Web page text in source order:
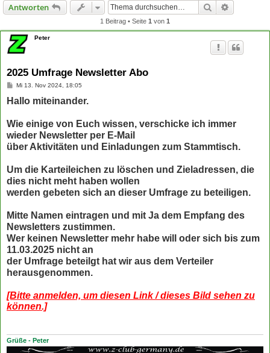
Antworten Suche
1 Beitrag • Seite 1 von 1
Peter
2025 Umfrage Newsletter Abo
B
i
t
a
g
Mi 13. Nov 2024, 18:05
Hallo miteinander.
Wie einige von Euch wissen, verschicke ich immer
wieder Newsletter per E-Mail
über Aktivitäten und Einladungen zum Stammtisch.
Um die Karteileichen zu löschen und Zieladressen, die
dies nicht meht haben wollen
werden gebeten sich an dieser Umfrage zu beteiligen.
Mitte Namen eintragen und mit Ja dem Empfang des
Newsletters zustimmen.
Wer keinen Newsletter mehr habe will oder sich bis zum
11.03.2025 nicht an
der Umfrage beteilgt hat wir aus dem Verteiler
herausgenommen.
[Bitte anmelden, um diesen Link / dieses Bild sehen zu
können.]
Grüße - Peter